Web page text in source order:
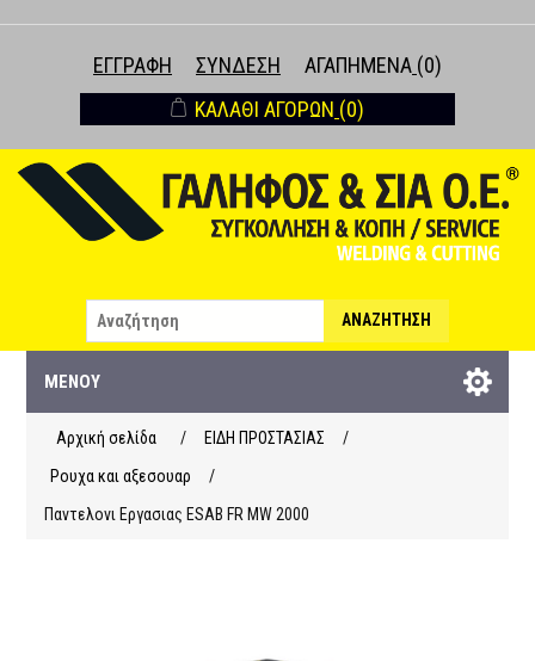
ΕΓΓΡΑΦΉ ΣΎΝΔΕΣΗ ΑΓΑΠΗΜΈΝΑ (0)
ΚΑΛΆΘΙ ΑΓΟΡΏΝ (0)
ΑΝΑΖΉΤΗΣΗ
ΜΕΝΟΎ
Αρχική σελίδα / ΕΙΔΗ ΠΡΟΣΤΑΣΙΑΣ
/
Ρουχα και αξεσουαρ
/
Παντελονι Εργασιας ESAB FR MW 2000